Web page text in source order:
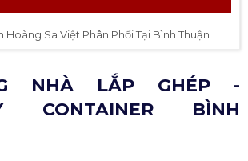
Hoàng Sa Việt Phân Phối Tại Bình Thuận
NHÀ LẮP GHÉP -
CONTAINER BÌNH